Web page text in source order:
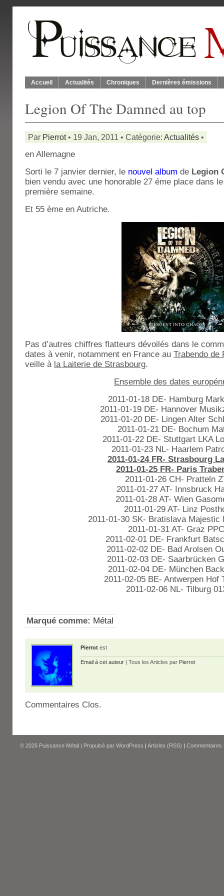
Accueil Actualités Chroniques Dernières émissions
Legion Of The Damned au top
Par Pierrot• 19 Jan, 2011 • Catégorie: Actualités •
en Allemagne
Sorti le 7 janvier dernier, le nouvel album de Legion
bien vendu avec une honorable 27 éme place dans
première semaine.
Et 55 ème en Autriche.
Pas d’autres chiffres flatteurs dévoilés dans le
dates à venir, notamment en France au Trabendo de
veille à la Laiterie de Strasbourg.
Ensemble des dates
2011-01-18 DE- Hamburg
2011-01-19 DE- Hannover
2011-01-20 DE- Lingen Alter
2011-01-21 DE- Bochum
2011-01-22 DE- Stuttgart LKA
2011-01-23 NL- Haarlem
2011-01-24 FR- Strasbourg
2011-01-25 FR- Paris
2011-01-26 CH- Pratteln
2011-01-27 AT- Innsbruck
2011-01-28 AT- Wien
2011-01-29 AT- Linz
2011-01-30 SK- Bratislava Majestic
2011-01-31 AT- Graz PPC
2011-02-01 DE- Frankfurt
2011-02-02 DE- Bad Arolsen
2011-02-03 DE- Saarbrücken
2011-02-04 DE- München
2011-02-05 BE- Antwerpen Hof
2011-02-06 NL- Tilburg
Marqué comme: Métal
Pierrot est
Email à cet auteur | Tous les Articles par Pierrot
Commentaires Clos.
© 2026 Puissance Métal | Propulsé par WordPress | Articles (RSS) | Commentaires